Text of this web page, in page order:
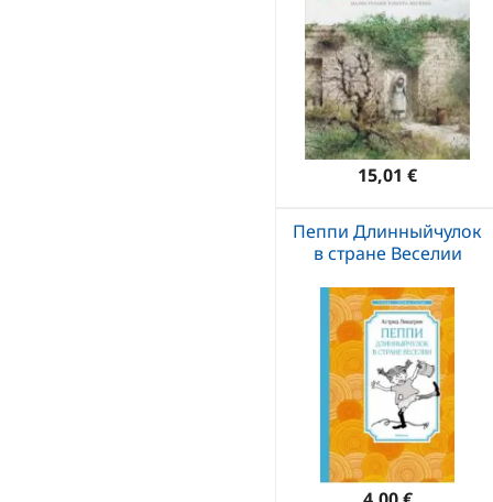
15,01 €
Пеппи Длинныйчулок
в стране Веселии